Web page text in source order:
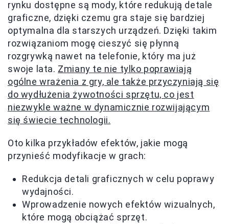
rynku dostępne są mody, które redukują detale
graficzne, dzięki czemu gra staje się bardziej
optymalna dla starszych urządzeń. Dzięki takim
rozwiązaniom mogę cieszyć się płynną
rozgrywką nawet na telefonie, który ma już
swoje lata. Zmiany te nie tylko poprawiają
ogólne wrażenia z gry, ale także przyczyniają się
do wydłużenia żywotności sprzętu, co jest
niezwykle ważne w dynamicznie rozwijającym
się świecie technologii.
Oto kilka przykładów efektów, jakie mogą
przynieść modyfikacje w grach:
Redukcja detali graficznych w celu poprawy
wydajności.
Wprowadzenie nowych efektów wizualnych,
które mogą obciążać sprzęt.